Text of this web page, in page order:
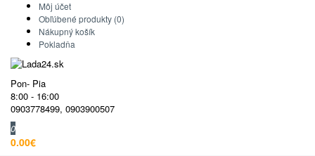
Môj účet
Obľúbené produkty (0)
Nákupný košík
Pokladňa
Pon- Pia
8:00 - 16:00
0903778499, 0903900507
0
0.00€